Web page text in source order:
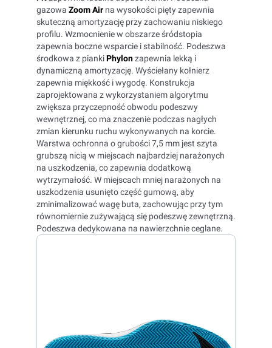
gazowa Zoom Air na wysokości pięty zapewnia
skuteczną amortyzację przy zachowaniu niskiego
profilu. Wzmocnienie w obszarze śródstopia
zapewnia boczne wsparcie i stabilność. Podeszwa
środkowa z piankiPhylonzapewnia lekką i
dynamiczną amortyzację. Wyściełany kołnierz
zapewnia miękkość i wygodę. Konstrukcja
zaprojektowana z wykorzystaniem algorytmu
zwiększa przyczepność obwodu podeszwy
wewnętrznej, co ma znaczenie podczas nagłych
zmian kierunku ruchu wykonywanych na korcie.
Warstwa ochronna o grubości 7,5 mm jest szyta
grubszą nicią w miejscach najbardziej narażonych
na uszkodzenia, co zapewnia dodatkową
wytrzymałość. W miejscach mniej narażonych na
uszkodzenia usunięto część gumową, aby
zminimalizować wagę buta, zachowując przy tym
równomiernie zużywającą się podeszwę zewnętrzną.
Podeszwa dedykowana na nawierzchnie ceglane.